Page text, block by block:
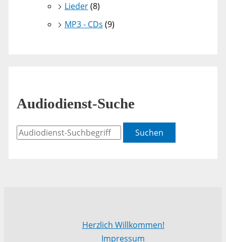
Lieder(8)
MP3 - CDs (9)
Audiodienst-Suche
Suchen
Herzlich Willkommen!
Impressum